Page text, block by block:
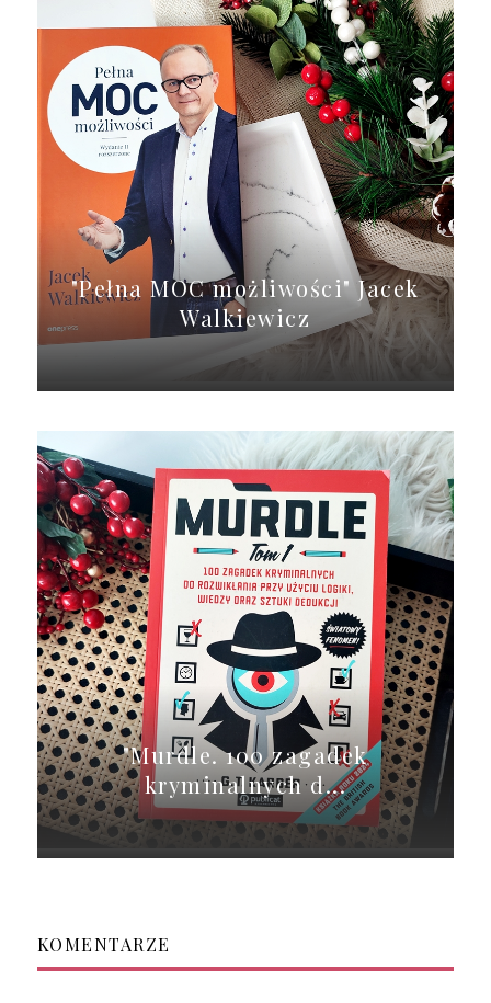
"Pełna MOC możliwości" Jacek
Walkiewicz
"Murdle. 100 zagadek
kryminalnych d...
KOMENTARZE